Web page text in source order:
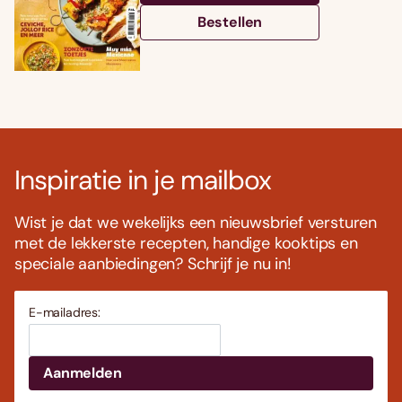
Bestellen
Inspiratie in je mailbox
Wist je dat we wekelijks een nieuwsbrief versturen
met de lekkerste recepten, handige kooktips en
speciale aanbiedingen? Schrijf je nu in!
E-mailadres: